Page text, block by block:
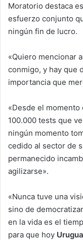
Moratorio destaca
esfuerzo conjunto
ningún fin de lucro.
«Quiero mencionar
conmigo, y hay que
importancia que
«Desde el
100.000 tests que
ningún momento
cedido al sector de
permanecido
agilizarse».
«Nunca tuve una
sino de
en la vida es el
para que hoy